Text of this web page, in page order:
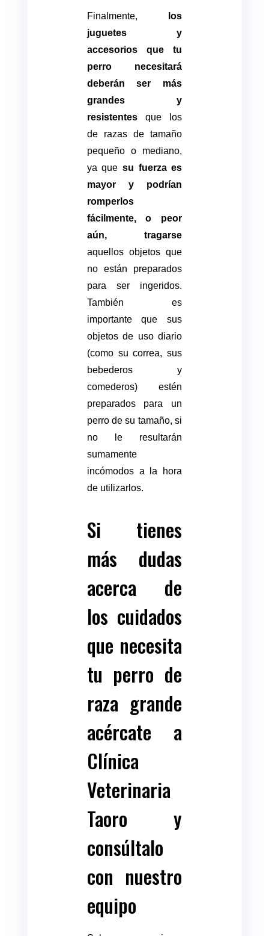
Finalmente,
los
juguetes y
accesorios que tu
perro necesitará
deberán ser más
grandes y
resistentesque los
de razas de tamaño
pequeño o mediano,
ya que su fuerza es
mayor y podrían
romperlos
fácilmente, o peor
aún, tragarse
aquellos objetos que
no están preparados
para ser ingeridos.
También es
importante que sus
objetos de uso diario
(como su correa, sus
bebederos y
comederos) estén
preparados para un
perro de su tamaño, si
no le resultarán
sumamente
incómodos a la hora
de utilizarlos.
Si tienes
más dudas
acerca de
los cuidados
que necesita
tu perro de
raza grande
acércate a
Clínica
Veterinaria
Taoro y
consúltalo
con nuestro
equipo